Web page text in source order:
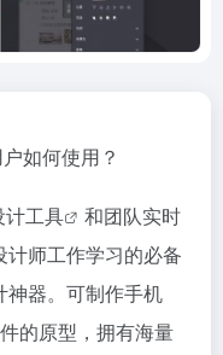
如何使用？
计工具
和团队实时
师工作学习的必备
神器。可制作手机
的原型，拥有海量